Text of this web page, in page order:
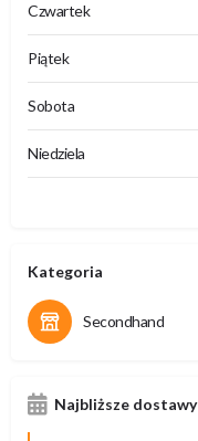
Czwartek
Piątek
Sobota
Niedziela
Kategoria
Secondhand
Najbliższe dostawy